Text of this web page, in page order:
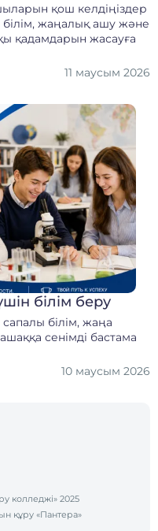
қош келдіңіздер
жаңалық ашу және
қадамдарын жасауға
11 маусым 2026
білім беру
білім, жаңа
сенімді бастама
10 маусым 2026
колледжі» 2025
құру «Пантера»